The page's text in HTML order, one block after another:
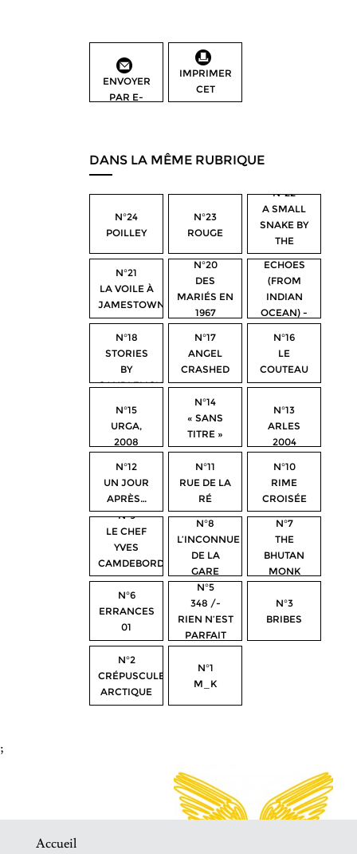
ENVOYER
PAR E-
IMPRIMER
CET
ARTICLE
DANS LA MÊME RUBRIQUE
N°24
POILLEY
N°23
ROUGE
N°22
A SMALL
SNAKE BY
THE
ROADSIDE
N°21
LA VOILE À
JAMESTOWN
N°20
DES
MARIÉS EN
1967
ECHOES
(FROM
INDIAN
OCEAN) -
N°18
STORIES
BY
CANDLELIGHT
N°17
ANGEL
CRASHED
N°16
LE
COUTEAU
N°15
URGA,
2008
N°14
« SANS
TITRE »
N°13
ARLES
2004
N°12
UN JOUR
APRÈS…
N°11
RUE DE LA
RÉ
N°10
RIME
CROISÉE
N°9
LE CHEF
YVES
CAMDEBORDE,
PORTRAIT
N°8
L’INCONNUE
DE LA
GARE
D’ALEXANDRIE
N°7
THE
BHUTAN
MONK
N°6
ERRANCES
01
N°5
348 /-
RIEN N’EST
PARFAIT
N°3
BRIBES
N°2
CRÉPUSCULE
ARCTIQUE
N°1
M_K
;
Accueil